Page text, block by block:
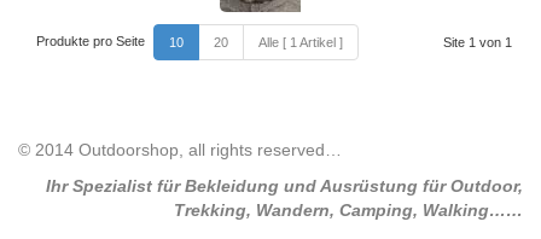
Produkte pro Seite 10 20 Alle [ 1 Artikel ] Site 1 von 1
© 2014 Outdoorshop, all rights reserved…
Ihr Spezialist für Bekleidung und Ausrüstung für Outdoor,
Trekking, Wandern, Camping, Walking……